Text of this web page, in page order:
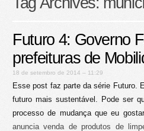
Futuro 4: Governo
prefeituras de
18 de setembro de 2014 – 11:29
Esse post faz parte da série Futuro.
futuro mais sustentável. Pode ser
processo de mudança que eu
anuncia venda de produtos de